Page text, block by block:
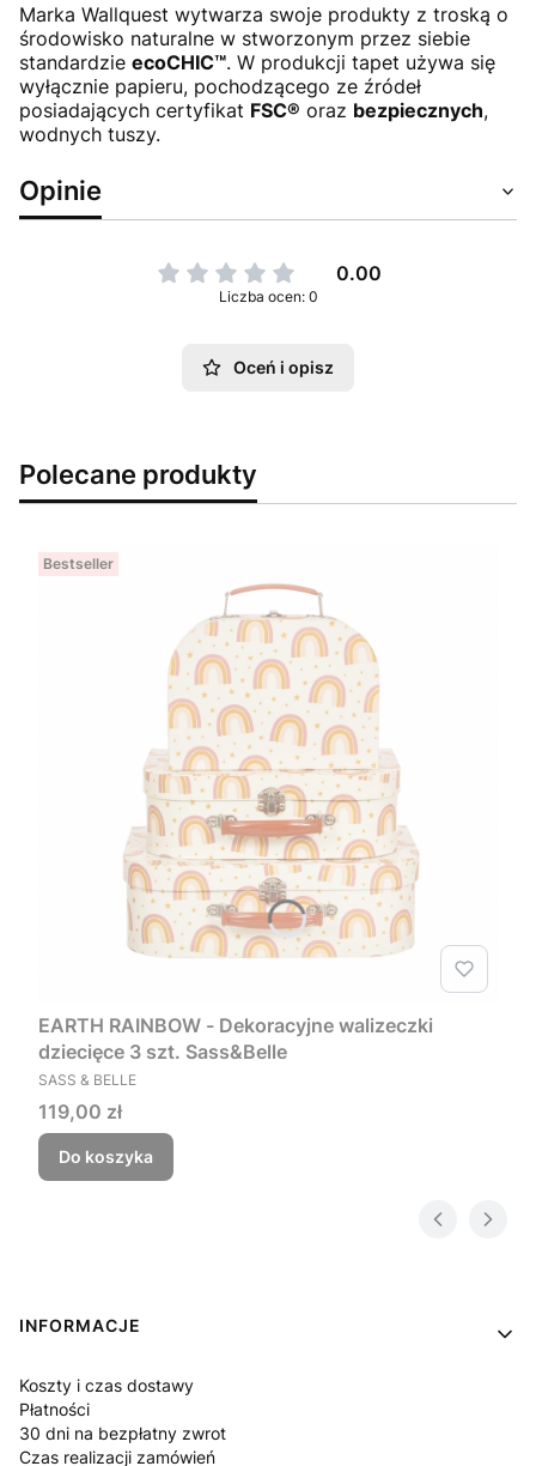
Marka Wallquest wytwarza swoje produkty z troską o
środowisko naturalne w stworzonym przez siebie
standardzie ecoCHIC™. W produkcji tapet używa się
wyłącznie papieru, pochodzącego ze źródeł
posiadających certyfikat FSC® oraz bezpiecznych,
wodnych tuszy.
Opinie
0.00
Liczba ocen: 0
Oceń i opisz
Polecane produkty
Bestseller
EARTH RAINBOW - Dekoracyjne walizeczki
dziecięce 3 szt. Sass&Belle
PRODUCENT
SASS & BELLE
Cena
119,00 zł
Do koszyka
Linki w stopce
INFORMACJE
Koszty i czas dostawy
Płatności
30 dni na bezpłatny zwrot
Czas realizacji zamówień